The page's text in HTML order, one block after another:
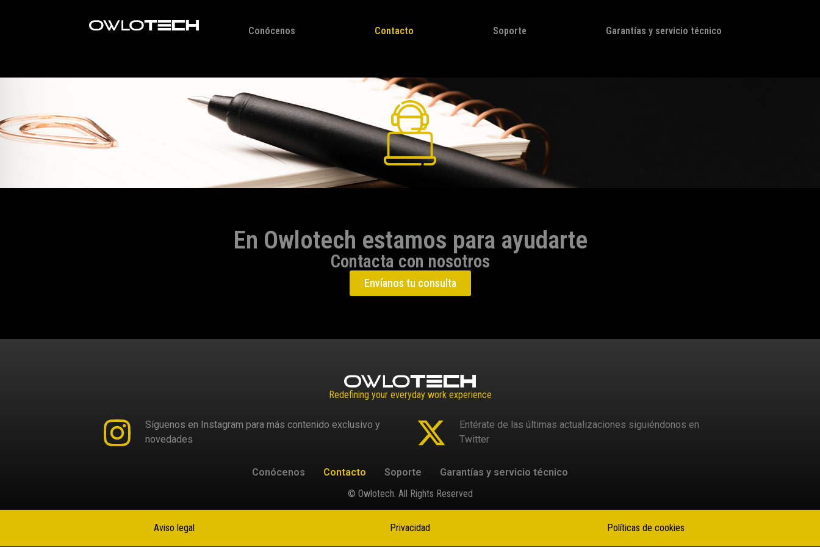
Conócenos Contacto Soporte Garantías y servicio técnico
En Owlotech estamos para ayudarte
Contacta con nosotros
Envíanos tu consulta
Redefining your everyday work experience
Síguenos en Instagram para más contenido exclusivo y
novedades
Entérate de las últimas actualizaciones siguiéndonos en
Twitter
Conócenos Contacto Soporte
Garantías y servicio técnico
© Owlotech. All Rights Reserved
Aviso legal Privacidad Políticas de cookies